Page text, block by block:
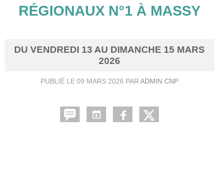
RÉGIONAUX N°1 À MASSY
DU VENDREDI 13 AU DIMANCHE 15 MARS
2026
PUBLIÉ LE 09 MARS 2026 PAR ADMIN CNP